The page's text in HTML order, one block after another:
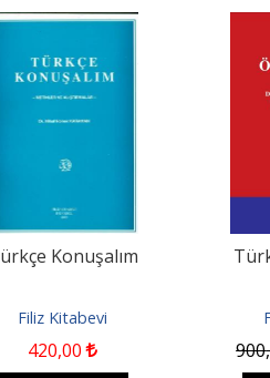
ARPACI
Hukuku 26. Baskı
Filiz Kitabevi
Konuşalım
Filiz Kitabevi
420,00
900